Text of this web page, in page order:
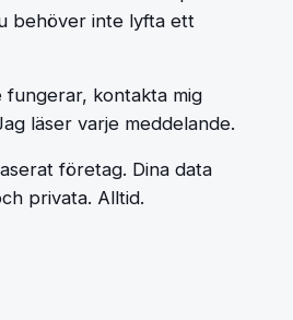
behöver inte lyfta ett
fungerar, kontakta mig
läser varje meddelande.
företag. Dina data
privata. Alltid.